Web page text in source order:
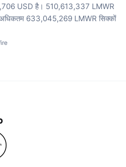
USD है। 510,613,337 LMWR
633,045,269 LMWR सिक्कों